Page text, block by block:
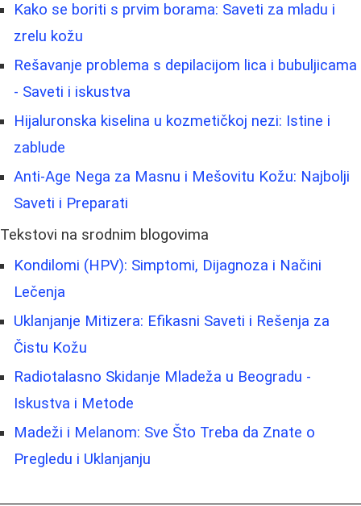
Kako se boriti s prvim borama: Saveti za mladu i
zrelu kožu
Rešavanje problema s depilacijom lica i bubuljicama
- Saveti i iskustva
Hijaluronska kiselina u kozmetičkoj nezi: Istine i
zablude
Anti-Age Nega za Masnu i Mešovitu Kožu: Najbolji
Saveti i Preparati
Tekstovi na srodnim blogovima
Kondilomi (HPV): Simptomi, Dijagnoza i Načini
Lečenja
Uklanjanje Mitizera: Efikasni Saveti i Rešenja za
Čistu Kožu
Radiotalasno Skidanje Mladeža u Beogradu -
Iskustva i Metode
Madeži i Melanom: Sve Što Treba da Znate o
Pregledu i Uklanjanju